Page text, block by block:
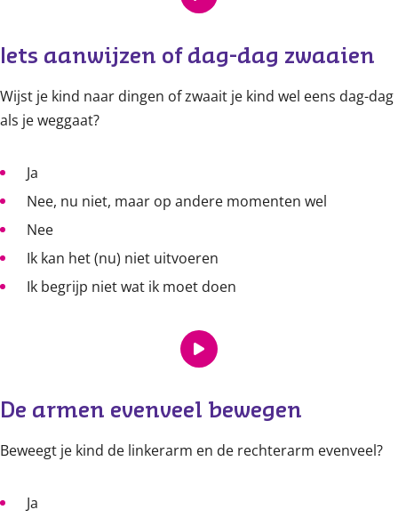
Iets aanwijzen of dag-dag zwaaien
Wijst je kind naar dingen of zwaait je kind wel eens dag-dag
als je weggaat?
Ja
Nee, nu niet, maar op andere momenten wel
Nee
Ik kan het (nu) niet uitvoeren
Ik begrijp niet wat ik moet doen
De armen evenveel bewegen
Beweegt je kind de linkerarm en de rechterarm evenveel?
Ja